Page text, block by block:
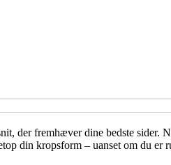
der fremhæver dine bedste sider.
din kropsform – uanset om du er